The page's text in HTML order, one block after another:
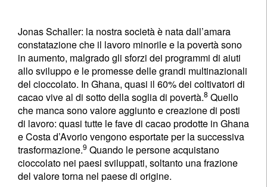
Jonas Schaller: la nostra società è nata dall’amara
constatazione che il lavoro minorile e la povertà sono
in aumento, malgrado gli sforzi dei programmi di aiuti
allo sviluppo e le promesse delle grandi multinazionali
del cioccolato. In Ghana, quasi il 60% dei coltivatori di
cacao vive al di sotto della soglia di povertà.8 Quello
che manca sono valore aggiunto e creazione di posti
di lavoro: quasi tutte le fave di cacao prodotte in Ghana
e Costa d’Avorio vengono esportate per la successiva
trasformazione.9 Quando le persone acquistano
cioccolato nei paesi sviluppati, soltanto una frazione
del valore torna nel paese di origine.